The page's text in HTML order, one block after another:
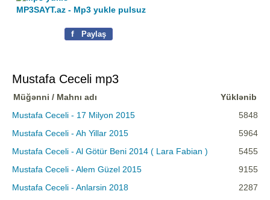
MP3SAYT.az - Mp3 yukle pulsuz
f Paylaş
Mustafa Ceceli mp3
Müğənni / Mahnı adı
Yüklənib
Mustafa Ceceli - 17 Milyon 2015
5848
Mustafa Ceceli - Ah Yillar 2015
5964
Mustafa Ceceli - Al Götür Beni 2014 ( Lara Fabian )
5455
Mustafa Ceceli - Alem Güzel 2015
9155
Mustafa Ceceli - Anlarsin 2018
2287